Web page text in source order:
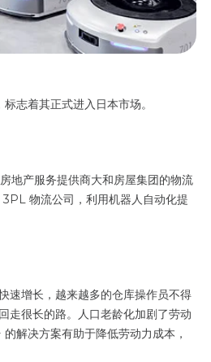
志着其正式进入日本市场。
地产服务提供商大和房屋集团的物流
物流公司，利用机器人自动化提
速增长，越来越多的仓库操作员不得
走很长的路。人口老龄化加剧了劳动
解决方案有助于降低劳动力成本，